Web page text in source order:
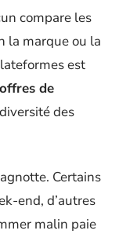
compare les
la marque ou la
est
offres de
des
Certains
end, d’autres
malin paie